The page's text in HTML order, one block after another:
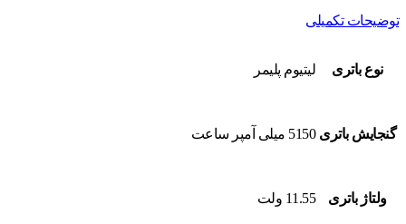
توضیحات تکمیلی
نوع باتری لیتیوم پلیمر
گنجایش باتری 5150 میلی آمپر ساعت
ولتاژ باتری 11.55 ولت